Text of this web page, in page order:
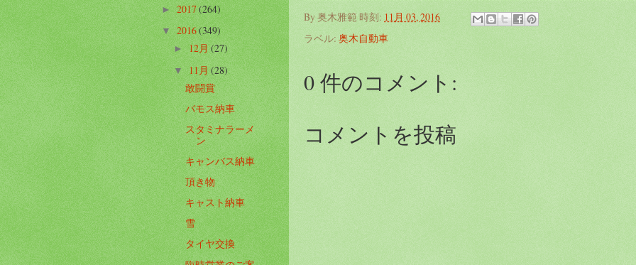
By 奥木雅範 時刻: 11月 03, 2016
ラベル: 奥木自動車
0 件のコメント:
コメントを投稿
►2017(264)
▼2016(349)
►12月(27)
▼11月(28)
敢闘賞
バモス納車
スタミナラーメ
ン
キャンバス納車
頂き物
キャスト納車
雪
タイヤ交換